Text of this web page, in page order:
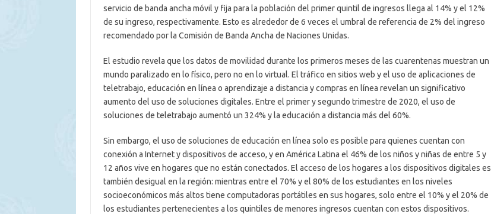
servicio de banda ancha móvil y fija para la población del primer quintil de ingresos llega al 14% y el 12%
de su ingreso, respectivamente. Esto es alrededor de 6 veces el umbral de referencia de 2% del ingreso
recomendado por la Comisión de Banda Ancha de Naciones Unidas.
El estudio revela que los datos de movilidad durante los primeros meses de las cuarentenas muestran un
mundo paralizado en lo físico, pero no en lo virtual. El tráfico en sitios web y el uso de aplicaciones de
teletrabajo, educación en línea o aprendizaje a distancia y compras en línea revelan un significativo
aumento del uso de soluciones digitales. Entre el primer y segundo trimestre de 2020, el uso de
soluciones de teletrabajo aumentó un 324% y la educación a distancia más del 60%.
Sin embargo, el uso de soluciones de educación en línea solo es posible para quienes cuentan con
conexión a Internet y dispositivos de acceso, y en América Latina el 46% de los niños y niñas de entre 5 y
12 años vive en hogares que no están conectados. El acceso de los hogares a los dispositivos digitales es
también desigual en la región: mientras entre el 70% y el 80% de los estudiantes en los niveles
socioeconómicos más altos tiene computadoras portátiles en sus hogares, solo entre el 10% y el 20% de
los estudiantes pertenecientes a los quintiles de menores ingresos cuentan con estos dispositivos.